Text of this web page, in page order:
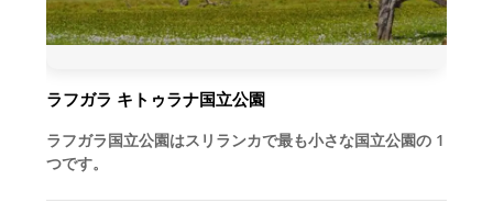
ラフガラ キトゥラナ国立公園
ラフガラ国立公園はスリランカで最も小さな国立公園の 1
つです。